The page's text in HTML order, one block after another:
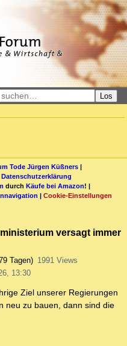
Los
Tode Jürgen Küßners |
Datenschutzerklärung
durch Käufe bei Amazon! |
| Cookie-Einstellungen
versagt immer
Tagen) 1991 Views
13:30
Ziel unserer Regierungen
neu zu bauen, dann sind die